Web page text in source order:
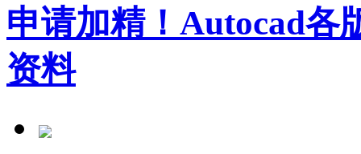
申请加精！Autocad各
资料